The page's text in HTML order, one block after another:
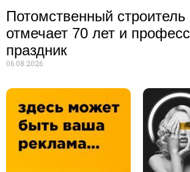
Потомственный строитель
отмечает 70 лет и
праздник
06.08.2026